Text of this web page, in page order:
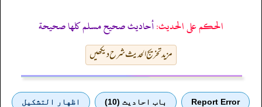
الحكم على الحديث:أحاديث صحيح مسلم كلها صحيحة
مزید تخریج الحدیث شرح دیکھیں
Report Error باب احادیث (10) اظهار التشكيل